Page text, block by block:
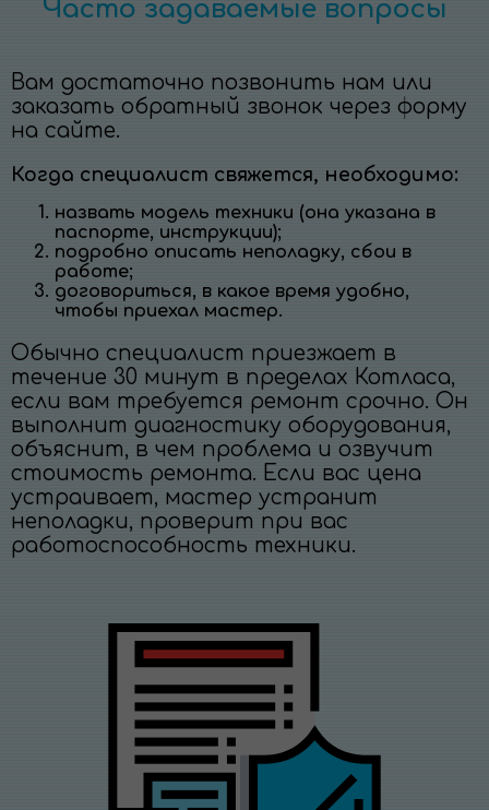
Часто задаваемые вопросы
Вам достаточно позвонить нам или
заказать обратный звонок через форму
на сайте.
Когда специалист свяжется, необходимо:
назвать модель техники (она указана в
паспорте, инструкции);
подробно описать неполадку, сбои в
работе;
договориться, в какое время удобно,
чтобы приехал мастер.
Обычно специалист приезжает в
течение 30 минут в пределах Котласа,
если вам требуется ремонт срочно. Он
выполнит диагностику оборудования,
объяснит, в чем проблема и озвучит
стоимость ремонта. Если вас цена
устраивает, мастер устранит
неполадки, проверит при вас
работоспособность техники.